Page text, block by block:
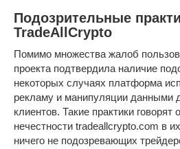
Подозрительные
TradeAllCrypto
Помимо множества жалоб
проекта подтвердила наличие
некоторых случаях платформа
рекламу и манипуляции данными
клиентов. Такие практики говорят
нечестности tradeallcrypto.com в
ничего не подозревающих